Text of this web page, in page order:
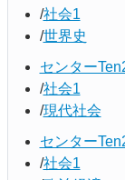
社会1
世界史
センター
社会1
現代社会
センター
社会1